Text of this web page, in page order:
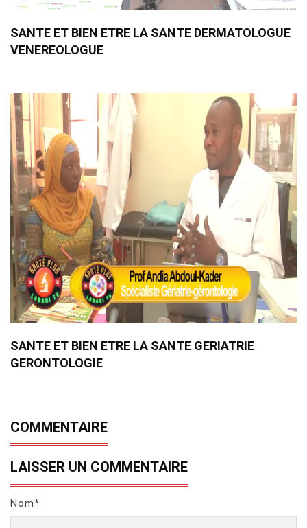
SANTE ET BIEN ETRE LA SANTE DERMATOLOGUE
VENEREOLOGUE
SANTE ET BIEN ETRE LA SANTE GERIATRIE
GERONTOLOGIE
COMMENTAIRE
LAISSER UN COMMENTAIRE
Nom*